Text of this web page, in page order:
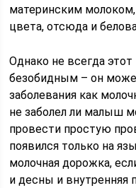
материнским молоком,
цвета, отсюда и
Однако не всегда
безобидным – он
заболевания как
не заболел ли малыш
провести простую
появился только на
молочная дорожка,
и десны и внутренняя